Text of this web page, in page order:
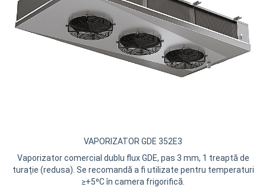
REZISTENTE SILICONICE
Uleiuri
Compresoare Cubigel R404a
Compresoare Jiaxipera
VAPORIZATOR GDE 352E3
Vaporizator comercial dublu flux GDE, pas 3 mm, 1 treaptă de
turație (redusa). Se recomandă a fi utilizate pentru temperaturi
≥+5⁰C în camera frigorifică.